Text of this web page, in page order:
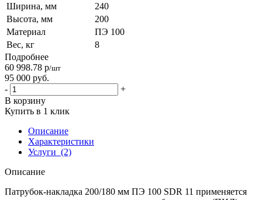
Ширина, мм
240
Высота, мм
200
Материал
ПЭ 100
Вес, кг
8
Подробнее
60 998.78 р/шт
95 000 руб.
-
+
В корзину
Купить в 1 клик
Описание
Характеристики
Услуги (2)
Описание
Патрубок-накладка 200/180 мм ПЭ 100 SDR 11 применяется